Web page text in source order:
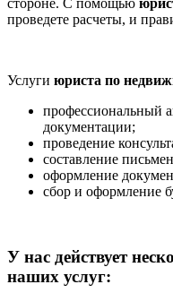
стороне. С помощью
проведете расчеты, и
Услуги юриста по
профессиональный
документации;
проведение
составление
оформление
сбор и оформление
У нас действует
наших услуг: